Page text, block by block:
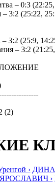
– 0:3
3:2 (25:22,
3:2 (25:9,
– 3:2
(2)
›
ЯРОСЛАВИЧ ›